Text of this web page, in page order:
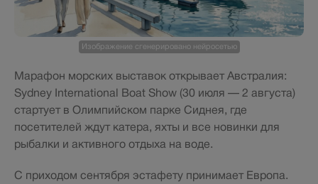
Изображение сгенерировано нейросетью
Марафон морских выставок открывает Австралия:
Sydney International Boat Show (30 июля — 2 августа)
стартует в Олимпийском парке Сиднея, где
посетителей ждут катера, яхты и все новинки для
рыбалки и активного отдыха на воде.
С приходом сентября эстафету принимает Европа.